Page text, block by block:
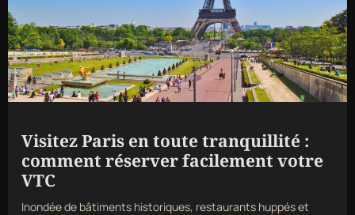
Visitez Paris en toute tranquillité :
comment réserver facilement votre
VTC
Inondée de bâtiments historiques, restaurants huppés et